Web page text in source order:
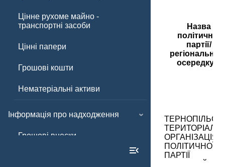
Цінне рухоме майно -
транспортні засоби
Цінні папери
Грошові кошти
Нематеріальні активи
Інформація про надходження
Грошові внески
Назва
політичної
партії/
осередку
ОРГАНІЗАЦІЯ
ПОЛІТИЧНОЇ
ПАРТІЇ